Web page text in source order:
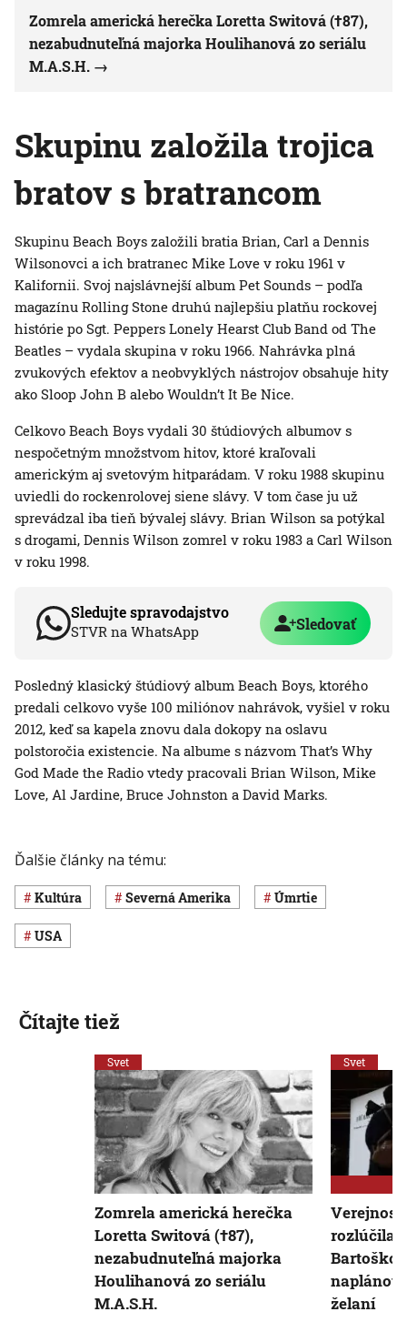
Zomrela americká herečka Loretta Switová (†87),
nezabudnuteľná majorka Houlihanová zo seriálu
M.A.S.H.
Skupinu založila trojica
bratov s bratrancom
Skupinu Beach Boys založili bratia Brian, Carl a Dennis
Wilsonovci a ich bratranec Mike Love v roku 1961 v
Kalifornii. Svoj najslávnejší album Pet Sounds – podľa
magazínu Rolling Stone druhú najlepšiu platňu rockovej
histórie po Sgt. Peppers Lonely Hearst Club Band od The
Beatles – vydala skupina v roku 1966. Nahrávka plná
zvukových efektov a neobvyklých nástrojov obsahuje hity
ako Sloop John B alebo Wouldn’t It Be Nice.
Celkovo Beach Boys vydali 30 štúdiových albumov s
nespočetným množstvom hitov, ktoré kraľovali
americkým aj svetovým hitparádam. V roku 1988 skupinu
uviedli do rockenrolovej siene slávy. V tom čase ju už
sprevádzal iba tieň bývalej slávy. Brian Wilson sa potýkal
s drogami, Dennis Wilson zomrel v roku 1983 a Carl Wilson
v roku 1998.
Sledujte spravodajstvo
STVR na WhatsApp Sledovať
Posledný klasický štúdiový album Beach Boys, ktorého
predali celkovo vyše 100 miliónov nahrávok, vyšiel v roku
2012, keď sa kapela znovu dala dokopy na oslavu
polstoročia existencie. Na albume s názvom That’s Why
God Made the Radio vtedy pracovali Brian Wilson, Mike
Love, Al Jardine, Bruce Johnston a David Marks.
Ďalšie články na tému:
Kultúra Severná Amerika úmrtie
USA
Čítajte tiež
Svet
Zomrela americká herečka
Loretta Switová (†87),
nezabudnuteľná majorka
Houlihanová zo seriálu
M.A.S.H.
Svet
Verejnosť
rozlúčila
želaní